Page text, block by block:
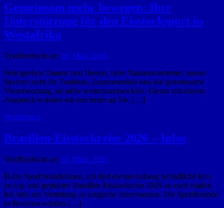
Gemeinsam mehr bewegen: Ihre
Unterstützung für den Eisstocksport in
Westafrika
Veröffentlicht am 10. März 2026
Sehr geehrte Damen und Herren, liebe Nationenvertreter, unsere
Sportart steht für Tradition, Zusammenhalt und die gemeinsame
Verantwortung, sie aktiv weiterzuentwickeln. Genau mit diesem
Anspruch wenden wir uns heute an Sie. […]
Weiterlesen
Brasilien-Eisstockreise 2026 – Infos
Veröffentlicht am 10. März 2026
Hallo SportfreundeInnen, ich darf die im Anhang befindliche Info
zu o.g. und geplanter Brasilien-Eisstockreise 2026 an euch mailen.
Ich bitte um Verteilung an mögliche Interessenten. Die Sportfreunde
in Brasilien würden […]